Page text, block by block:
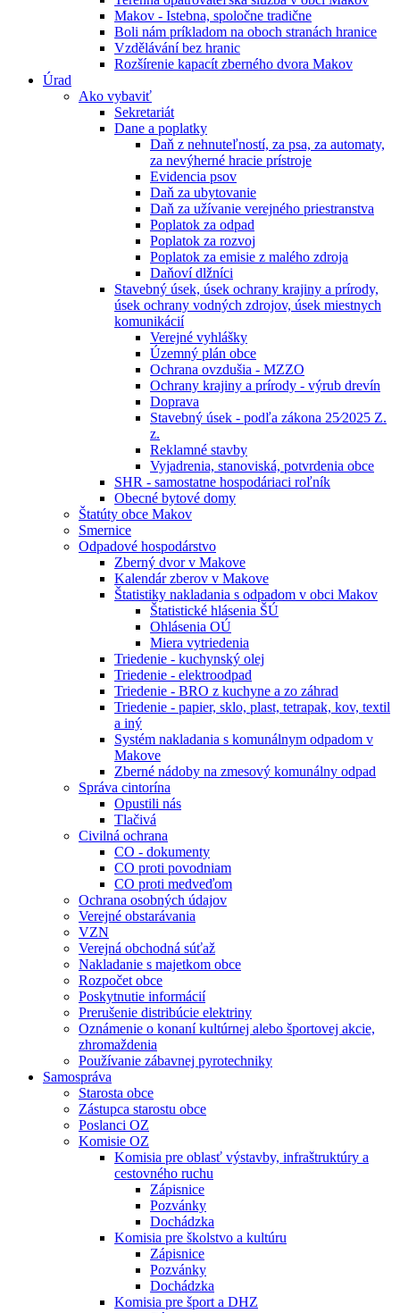
Makov - Istebna, spoločne tradične
Boli nám príkladom na oboch stranách hranice
Vzdělávání bez hranic
Rozšírenie kapacít zberného dvora Makov
Úrad
Ako vybaviť
Sekretariát
Dane a poplatky
Daň z nehnuteľností, za psa, za automaty,
za nevýherné hracie prístroje
Evidencia psov
Daň za ubytovanie
Daň za užívanie verejného priestranstva
Poplatok za odpad
Poplatok za rozvoj
Poplatok za emisie z malého zdroja
Daňoví dlžníci
Stavebný úsek, úsek ochrany krajiny a prírody,
úsek ochrany vodných zdrojov, úsek miestnych
komunikácií
Verejné vyhlášky
Územný plán obce
Ochrana ovzdušia - MZZO
Ochrany krajiny a prírody - výrub drevín
Doprava
Stavebný úsek - podľa zákona 25⁄2025 Z.
z.
Reklamné stavby
Vyjadrenia, stanoviská, potvrdenia obce
SHR - samostatne hospodáriaci roľník
Obecné bytové domy
Štatúty obce Makov
Smernice
Odpadové hospodárstvo
Zberný dvor v Makove
Kalendár zberov v Makove
Štatistiky nakladania s odpadom v obci Makov
Štatistické hlásenia ŠÚ
Ohlásenia OÚ
Miera vytriedenia
Triedenie - kuchynský olej
Triedenie - elektroodpad
Triedenie - BRO z kuchyne a zo záhrad
Triedenie - papier, sklo, plast, tetrapak, kov, textil
a iný
Systém nakladania s komunálnym odpadom v
Makove
Zberné nádoby na zmesový komunálny odpad
Správa cintorína
Opustili nás
Tlačivá
Civilná ochrana
CO - dokumenty
CO proti povodniam
CO proti medveďom
Ochrana osobných údajov
Verejné obstarávania
VZN
Verejná obchodná súťaž
Nakladanie s majetkom obce
Rozpočet obce
Poskytnutie informácií
Prerušenie distribúcie elektriny
Oznámenie o konaní kultúrnej alebo športovej akcie,
zhromaždenia
Používanie zábavnej pyrotechniky
Samospráva
Starosta obce
Zástupca starostu obce
Poslanci OZ
Komisie OZ
Komisia pre oblasť výstavby, infraštruktúry a
cestovného ruchu
Zápisnice
Pozvánky
Dochádzka
Komisia pre školstvo a kultúru
Zápisnice
Pozvánky
Dochádzka
Komisia pre šport a DHZ